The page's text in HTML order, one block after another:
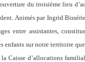
du troisième lieu
Animés par Ingrid
entre assistantes,
enfants sur notre territoire
Caisse d’allocations